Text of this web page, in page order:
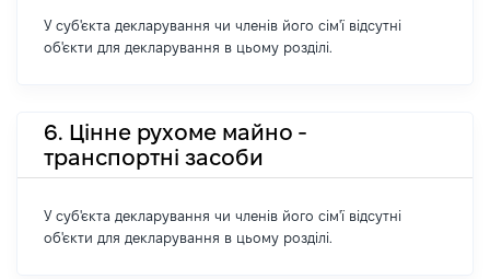
У суб'єкта декларування чи членів його сім'ї відсутні
об'єкти для декларування в цьому розділі.
6. Цінне рухоме майно -
транспортні засоби
У суб'єкта декларування чи членів його сім'ї відсутні
об'єкти для декларування в цьому розділі.